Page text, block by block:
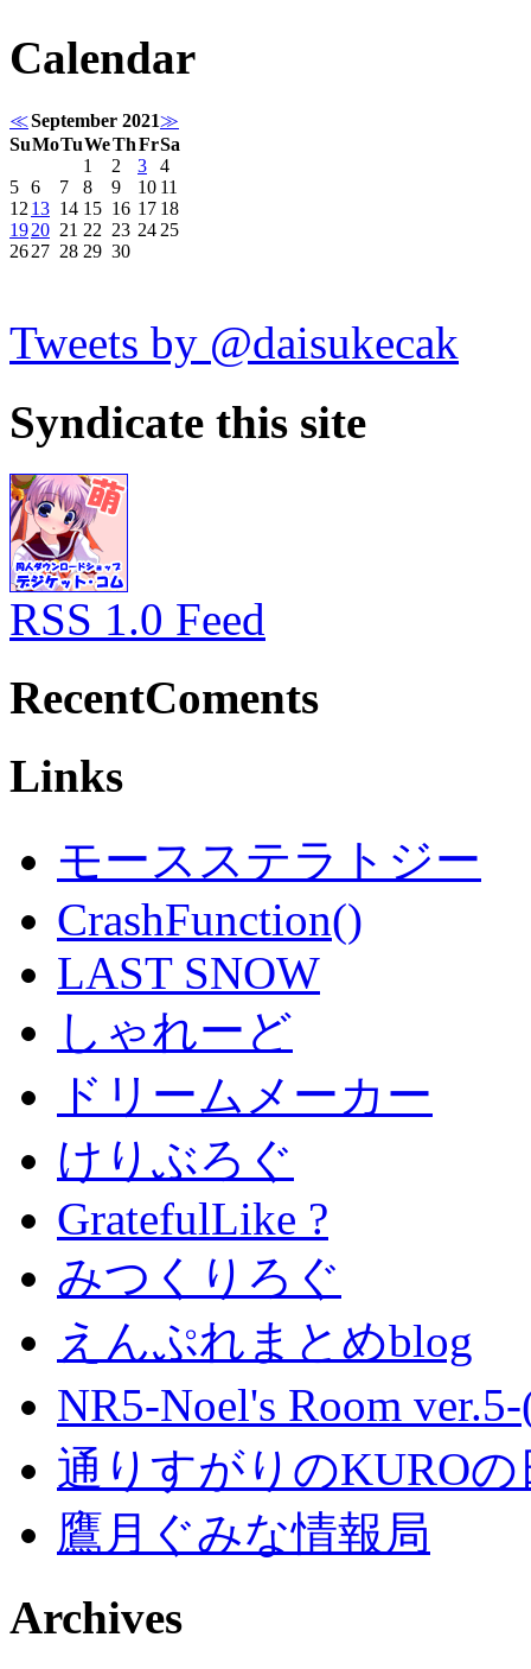
Calendar
≪September 2021≫
SuMoTuWeThFrSa
1
2 3
4
5 6 7 8 9 10 11
12 13 14 15 16 17 18
1920 21 22 23 24 25
2627 28 29 30
Tweets by @daisukecak
Syndicate this site
RSS 1.0 Feed
RecentComents
Links
モースステラトジー
CrashFunction()
LAST SNOW
しゃれーど
ドリームメーカー
けりぶろぐ
GratefulLike ?
みつくりろぐ
えんぷれまとめblog
NR5-Noel's Room
通りすがりのKURO
鷹月ぐみな情報局
Archives